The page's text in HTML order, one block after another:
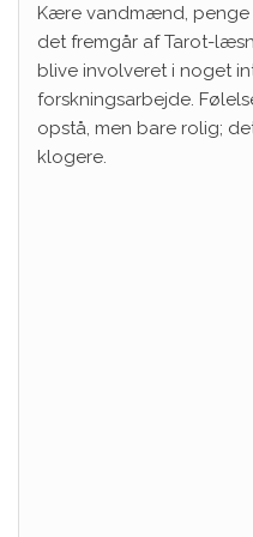
Kære vandmænd, penge
det fremgår af Tarot-
blive involveret i noget
forskningsarbejde.
opstå, men bare rolig;
klogere.